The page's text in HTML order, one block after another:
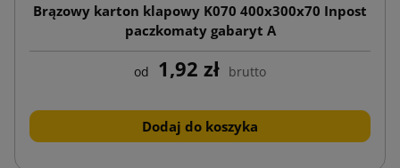
Brązowy karton klapowy K070 400x300x70 Inpost
paczkomaty gabaryt A
od 1,92 zł brutto
Dodaj do koszyka